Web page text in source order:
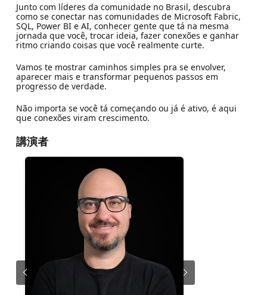
Junto com líderes da comunidade no Brasil, descubra
como se conectar nas comunidades de Microsoft Fabric,
SQL, Power BI e AI, conhecer gente que tá na mesma
jornada que você, trocar ideia, fazer conexões e ganhar
ritmo criando coisas que você realmente curte.
Vamos te mostrar caminhos simples pra se envolver,
aparecer mais e transformar pequenos passos em
progresso de verdade.
Não importa se você tá começando ou já é ativo, é aqui
que conexões viram crescimento.
講演者